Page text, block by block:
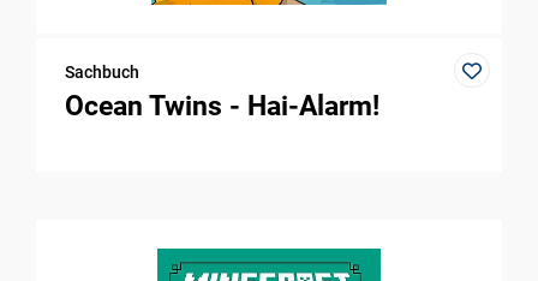
Sachbuch
Ocean Twins - Hai-Alarm!